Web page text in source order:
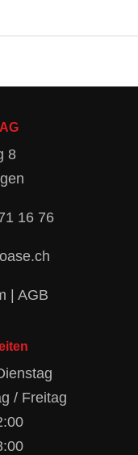
8
16 76
| AGB
/ Freitag